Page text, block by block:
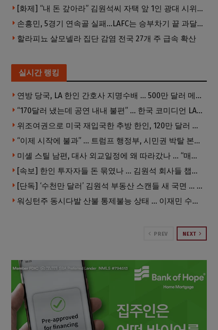
[화제] “내 돈 갚아라” 김원석씨 자택 앞 1인 광대 시위 … 한인 투자사, “108만 달러 못받아”
손흥민, 5경기 연속골 실패…LAFC는 승부차기 끝 과달라하라 격파
할라피뇨 살모넬라 집단 감염 전국 27개 주 급속 확산
실시간 랭킹
연방 당국, LA 한인 간호사 지명수배 … 500만 달러 메디캐어 사기, 선고 직전 한국 도주
“170달러 냈는데 공연 내내 불편” … 한국 코미디언 LA공연, 음향 불량에 외모 비하 개그 논란
위조여권으로 미국 재입국한 추방 한인, 120만 달러 은행 사기 행각
“이제 시작에 불과” … 트럼프 행정부, 시민권 박탈 본격화
미셸 스틸 남편, 대사 외교일정에 왜 따라갔나 … “매우 이례적”
[속보] 한인 투자자들 돈 묶였나 … 김원석 회사들 챕터7 강제파산·자진파산 잇따라 신청
[단독] ‘수천만 달러’ 김원석 부동산 스캔들 새 국면 … 한인 투자자들 소송 잇따라 ‘디폴트’ 절차
워싱턴주 동시다발 산불 통제불능 상태 … 이재민 수십만명
PREV NEXT